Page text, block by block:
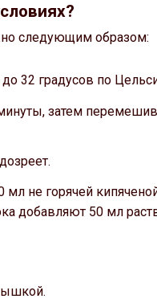
следующим образом:
32 градусов по
затем
не горячей
добавляют 50 мл